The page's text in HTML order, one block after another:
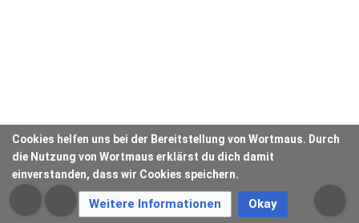
Cookies helfen uns bei der Bereitstellung von Wortmaus. Durch
die Nutzung von Wortmaus erklärst du dich damit
einverstanden, dass wir Cookies speichern.
Weitere Informationen Okay